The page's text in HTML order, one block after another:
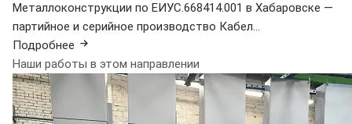
Металлоконструкции по ЕИУС.668414.001 в Хабаровске —
партийное и серийное производство Кабел...
Подробнее
Наши работы в этом направлении